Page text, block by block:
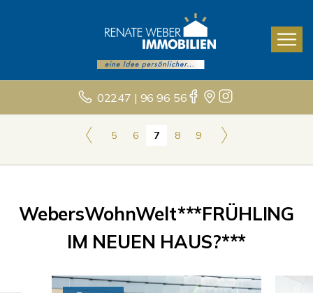
02247 | 96 96 56
5 6 7 8 9
WebersWohnWelt***FRÜHLING
IM NEUEN HAUS?***